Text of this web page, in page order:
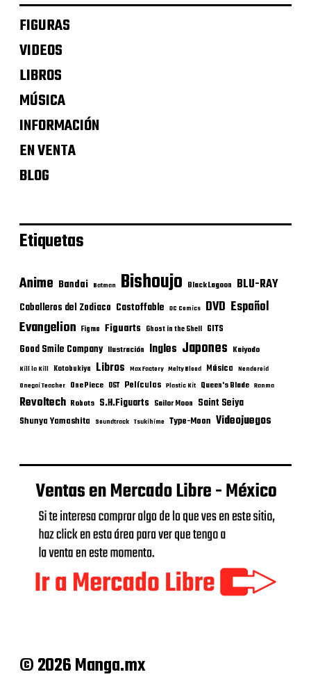
FIGURAS
VIDEOS
LIBROS
MÚSICA
INFORMACIÓN
EN VENTA
BLOG
Etiquetas
Anime Bandai Batman Bishoujo Black Lagoon BLU-RAY
Caballeros del Zodiaco Castoffable DC Comics DVD Español
Evangelion Figma Figuarts Ghost in the Shell GITS
Good Smile Company Ilustración Ingles Japones Kaiyodo
Kill la Kill Kotobukiya Libros Max Factory Melty Blood Música Nendoroid
Onegai Teacher One Piece OST Películas Plastic Kit Queen's Blade Ranma
Revoltech Robots S.H.Figuarts Sailor Moon Saint Seiya
Shunya Yamashita Soundtrack Tsukihime Type-Moon Videojuegos
© 2026 Manga.mx